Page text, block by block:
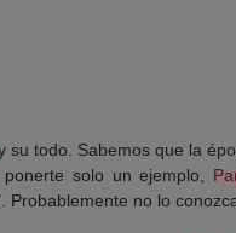
su todo. Sabemos que la
ponerte solo un ejemplo,
Probablemente no lo